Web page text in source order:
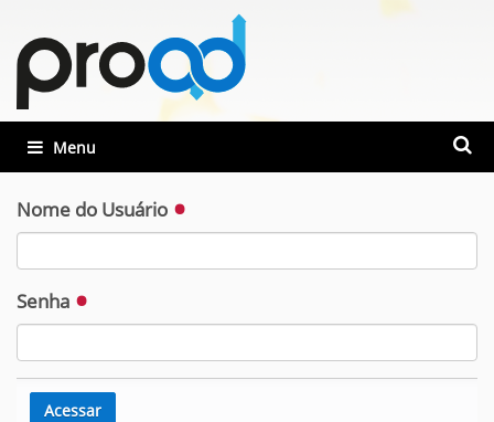
Busca
Toggle navigation
Nome do Usuário
Senha